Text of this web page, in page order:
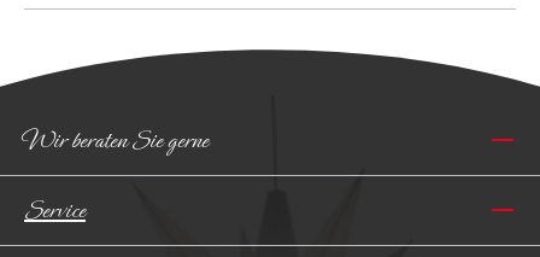
Wir beraten Sie gerne
Service